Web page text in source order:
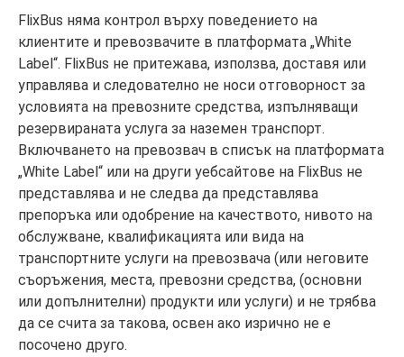
FlixBus няма контрол върху поведението на
клиентите и превозвачите в платформата „White
Label“. FlixBus не притежава, използва, доставя или
управлява и следователно не носи отговорност за
условията на превозните средства, изпълняващи
резервираната услуга за наземен транспорт.
Включването на превозвач в списък на платформата
„White Label“ или на други уебсайтове на FlixBus не
представлява и не следва да представлява
препоръка или одобрение на качеството, нивото на
обслужване, квалификацията или вида на
транспортните услуги на превозвача (или неговите
съоръжения, места, превозни средства, (основни
или допълнителни) продукти или услуги) и не трябва
да се счита за такова, освен ако изрично не е
посочено друго.